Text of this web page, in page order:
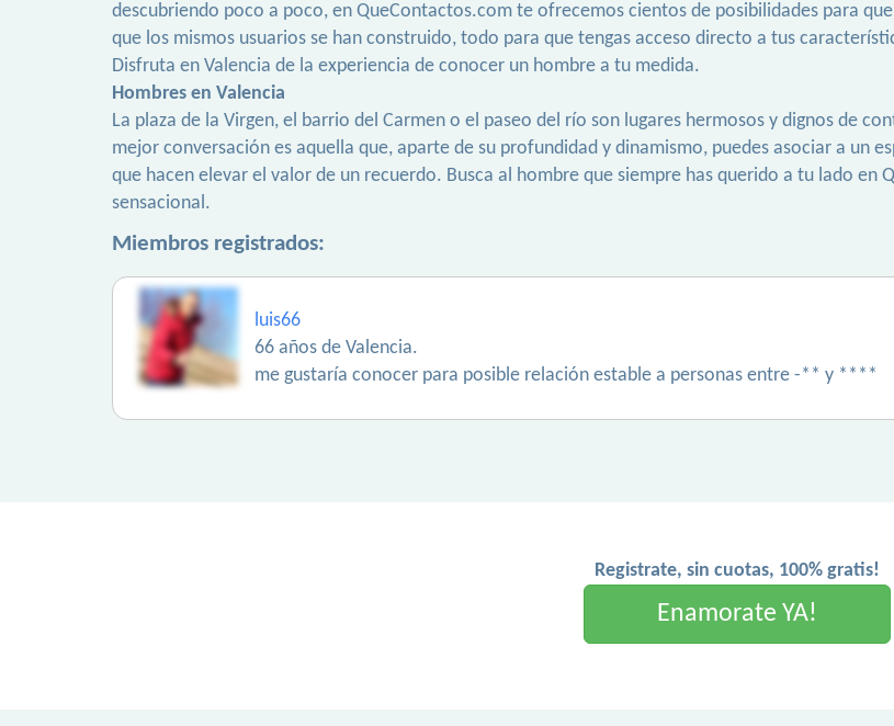
descubriendo poco a poco, en QueContactos.com te ofrecemos cientos de posibilidades para
que los mismos usuarios se han construido, todo para que tengas acceso directo a tus
Disfruta en Valencia de la experiencia de conocer un hombre a tu medida.
Hombres en Valencia
La plaza de la Virgen, el barrio del Carmen o el paseo del río son lugares hermosos y dignos de
mejor conversación es aquella que, aparte de su profundidad y dinamismo, puedes asociar a un
que hacen elevar el valor de un recuerdo. Busca al hombre que siempre has querido a tu lado en
sensacional.
Miembros registrados:
luis66
66 años de Valencia.
me gustaría conocer para posible relación estable a personas entre -** y ****
Registrate, sin cuotas, 100% gratis!
Enamorate YA!